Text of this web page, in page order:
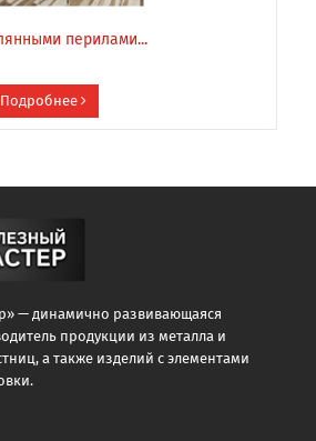
перилами...
Подробнее
— динамично развивающаяся
продукции из металла и
а также изделий с элементами